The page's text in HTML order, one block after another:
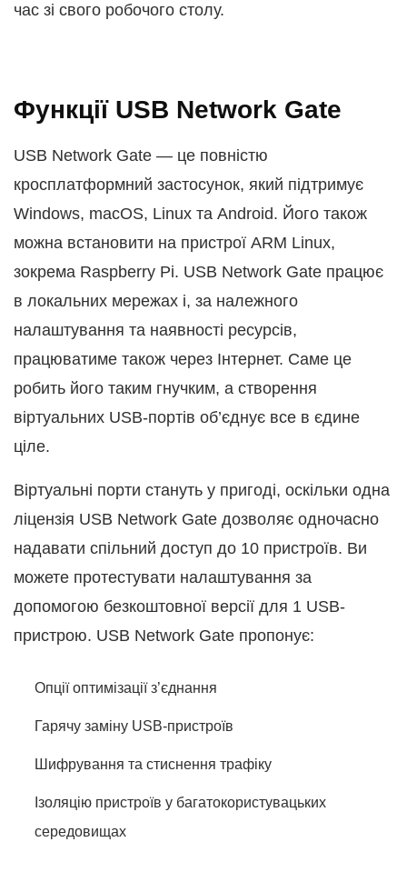
час зі свого робочого столу.
Функції USB Network Gate
USB Network Gate — це повністю
кросплатформний застосунок, який підтримує
Windows, macOS, Linux та Android. Його також
можна встановити на пристрої ARM Linux,
зокрема Raspberry Pi. USB Network Gate працює
в локальних мережах і, за належного
налаштування та наявності ресурсів,
працюватиме також через Інтернет. Саме це
робить його таким гнучким, а створення
віртуальних USB-портів об’єднує все в єдине
ціле.
Віртуальні порти стануть у пригоді, оскільки одна
ліцензія USB Network Gate дозволяє одночасно
надавати спільний доступ до 10 пристроїв. Ви
можете протестувати налаштування за
допомогою безкоштовної версії для 1 USB-
пристрою. USB Network Gate пропонує:
Опції оптимізації з’єднання
Гарячу заміну USB-пристроїв
Шифрування та стиснення трафіку
Ізоляцію пристроїв у багатокористувацьких
середовищах